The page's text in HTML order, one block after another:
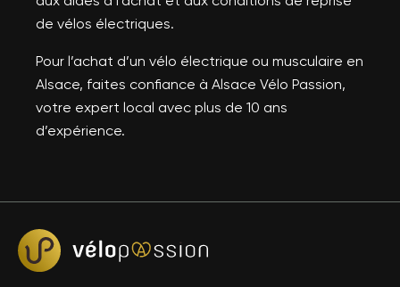
de vélos électriques.
Pour l’achat d’un vélo électrique ou musculaire en
Alsace, faites confiance à Alsace Vélo Passion,
votre expert local avec plus de 10 ans
d’expérience.